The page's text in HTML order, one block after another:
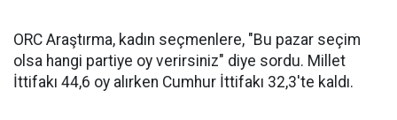
ORC Araştırma, kadın seçmenlere, "Bu pazar seçim
olsa hangi partiye oy verirsiniz" diye sordu. Millet
İttifakı 44,6 oy alırken Cumhur İttifakı 32,3'te kaldı.